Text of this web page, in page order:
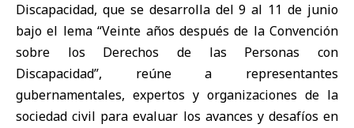
Discapacidad, que se desarrolla del 9 al 11 de junio
bajo el lema “Veinte años después de la Convención
sobre los Derechos de las Personas con
Discapacidad”, reúne a representantes
gubernamentales, expertos y organizaciones de la
sociedad civil para evaluar los avances y desafíos en